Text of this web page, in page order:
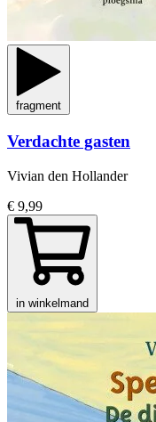
fragment
Verdachte gasten
Vivian den Hollander
€ 9,99
in winkelmand